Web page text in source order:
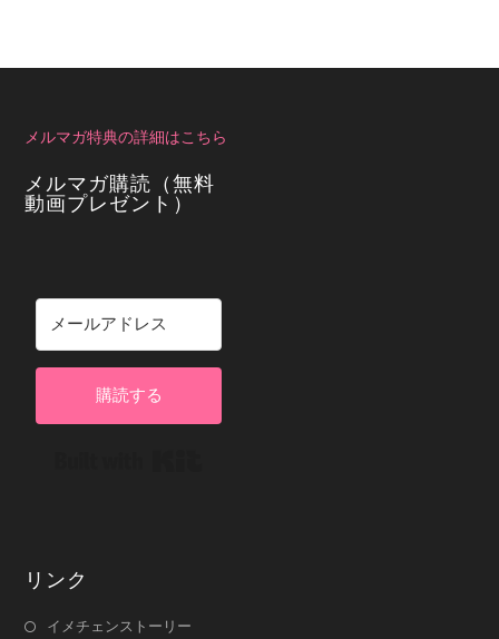
メルマガ特典の詳細はこちら
メルマガ購読（無料
動画プレゼント）
購読する
リンク
イメチェンストーリー